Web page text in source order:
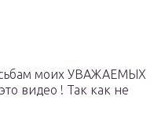
моих УВАЖАЕМЫХ
видео ! Так как не